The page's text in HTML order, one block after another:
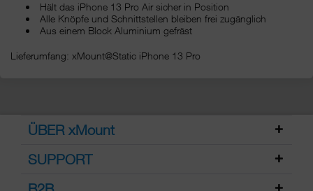
Hält das iPhone 13 Pro Air sicher in Position
Alle Knöpfe und Schnittstellen bleiben frei zugänglich
Aus einem Block Aluminium gefräst
Lieferumfang: xMount@Static iPhone 13 Pro
ÜBER xMount
SUPPORT